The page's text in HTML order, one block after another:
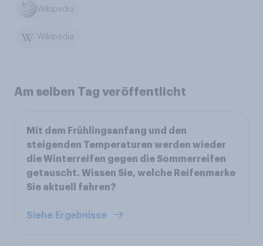
Wikipedia
Wikipedia
Am selben Tag veröffentlicht
Mit dem Frühlingsanfang und den
steigenden Temperaturen werden wieder
die Winterreifen gegen die Sommerreifen
getauscht. Wissen Sie, welche Reifenmarke
Sie aktuell fahren?
Siehe Ergebnisse